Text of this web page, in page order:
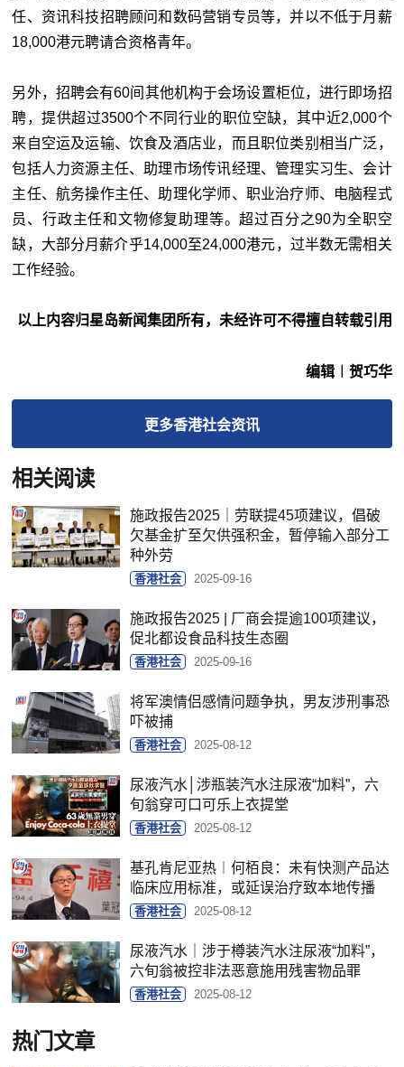
任、资讯科技招聘顾问和数码营销专员等，并以不低于月薪
18,000港元聘请合资格青年。
另外，招聘会有60间其他机构于会场设置柜位，进行即场招
聘，提供超过3500个不同行业的职位空缺，其中近2,000个
来自空运及运输、饮食及酒店业，而且职位类别相当广泛，
包括人力资源主任、助理市场传讯经理、管理实习生、会计
主任、航务操作主任、助理化学师、职业治疗师、电脑程式
员、行政主任和文物修复助理等。超过百分之90为全职空
缺，大部分月薪介乎14,000至24,000港元，过半数无需相关
工作经验。
以上内容归星岛新闻集团所有，未经许可不得擅自转载引用
编辑︱贺巧华
更多香港社会资讯
相关阅读
施政报告2025｜劳联提45项建议，倡破
欠基金扩至欠供强积金，暂停输入部分工
种外劳
香港社会 2025-09-16
施政报告2025 | 厂商会提逾100项建议，
促北都设食品科技生态圈
香港社会 2025-09-16
将军澳情侣感情问题争执，男友涉刑事恐
吓被捕
香港社会 2025-08-12
尿液汽水│涉瓶装汽水注尿液“加料”，六
旬翁穿可口可乐上衣提堂
香港社会 2025-08-12
基孔肯尼亚热︱何栢良：未有快测产品达
临床应用标准，或延误治疗致本地传播
香港社会 2025-08-12
尿液汽水｜涉于樽装汽水注尿液“加料”，
六旬翁被控非法恶意施用残害物品罪
香港社会 2025-08-12
热门文章